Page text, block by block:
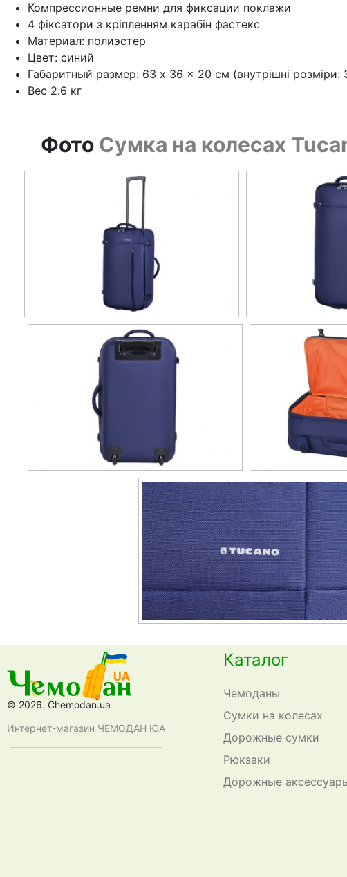
Компрессионные ремни для фиксации поклажи
4 фіксатори з кріпленням карабін фастекс
Материал: полиэстер
Цвет: синий
Габаритный размер: 63 x 36 x 20 см (внутрішні розміри:
Вес 2.6 кг
Фото Сумка на колесах
© 2026. Chemodan.ua
Интернет-магазин ЧЕМОДАН ЮА
Каталог
Чемоданы
Сумки на колесах
Дорожные сумки
Рюкзаки
Дорожные